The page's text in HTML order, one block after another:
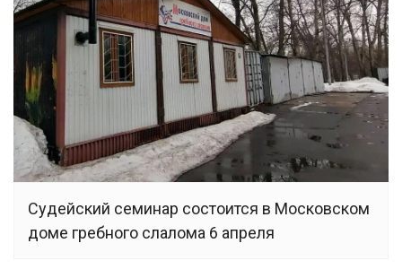
Судейский семинар состоится в Московском
доме гребного слалома 6 апреля